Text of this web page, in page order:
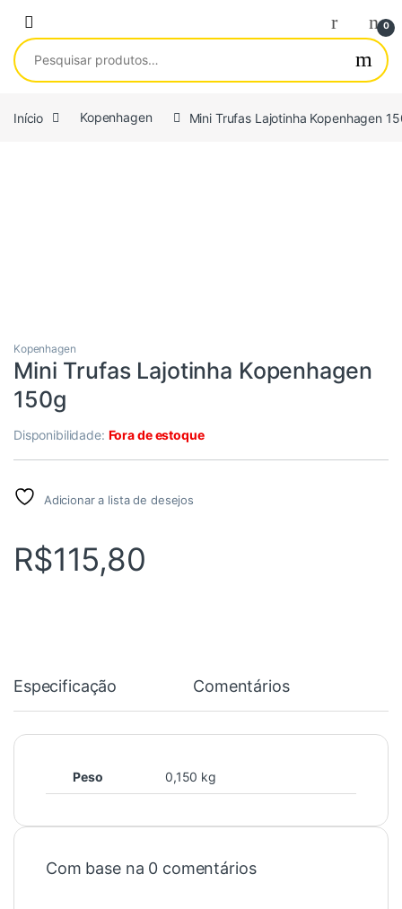
0
Pesquisar por:
Início Kopenhagen Mini Trufas Lajotinha Kopenhagen
Kopenhagen
Mini Trufas Lajotinha Kopenhagen
150g
Disponibilidade: Fora de estoque
Adicionar a lista de desejos
R$115,80
Especificação Comentários
Peso 0,150 kg
Com base na 0 comentários